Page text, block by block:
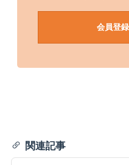
会員登録
関連記事